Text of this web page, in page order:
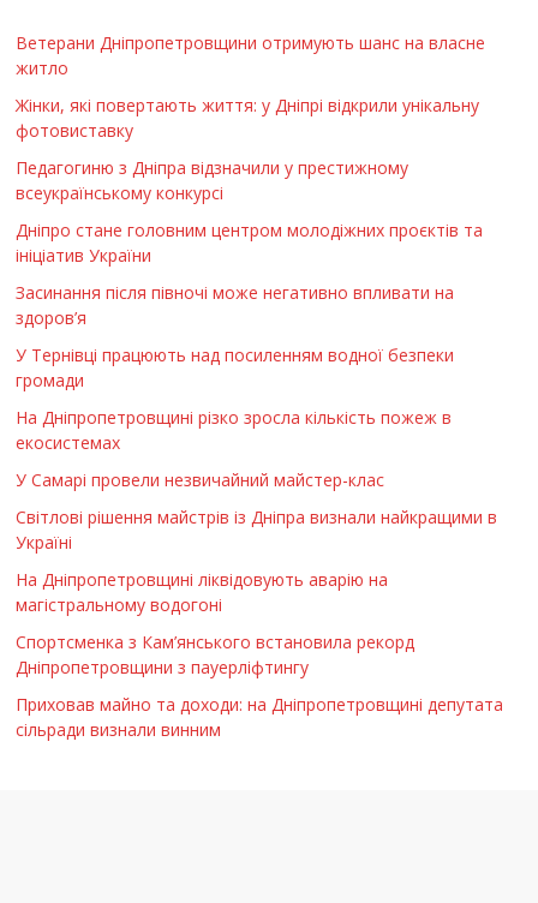
Ветерани Дніпропетровщини отримують шанс на власне
житло
Жінки, які повертають життя: у Дніпрі відкрили унікальну
фотовиставку
Педагогиню з Дніпра відзначили у престижному
всеукраїнському конкурсі
Дніпро стане головним центром молодіжних проєктів та
ініціатив України
Засинання після півночі може негативно впливати на
здоров’я
У Тернівці працюють над посиленням водної безпеки
громади
На Дніпропетровщині різко зросла кількість пожеж в
екосистемах
У Самарі провели незвичайний майстер-клас
Світлові рішення майстрів із Дніпра визнали найкращими в
Україні
На Дніпропетровщині ліквідовують аварію на
магістральному водогоні
Спортсменка з Кам’янського встановила рекорд
Дніпропетровщини з пауерліфтингу
Приховав майно та доходи: на Дніпропетровщині депутата
сільради визнали винним